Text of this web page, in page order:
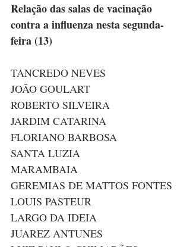
Relação das salas de vacinação
contra a influenza nesta segunda-
feira (13)
TANCREDO NEVES
JOÃO GOULART
ROBERTO SILVEIRA
JARDIM CATARINA
FLORIANO BARBOSA
SANTA LUZIA
MARAMBAIA
GEREMIAS DE MATTOS FONTES
LOUIS PASTEUR
LARGO DA IDEIA
JUAREZ ANTUNES